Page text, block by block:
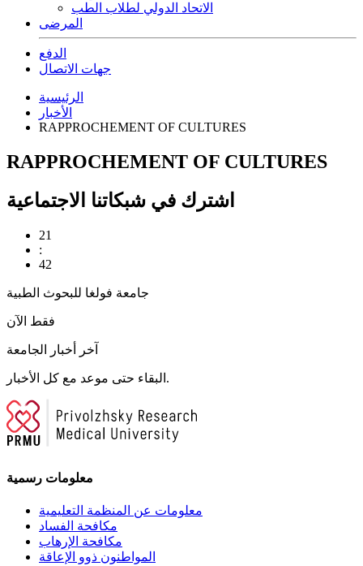
الاتحاد الدولي لطلاب الطب
المرضى
الدفع
جهات الاتصال
الرئيسية
الأخبار
RAPPROCHEMENT OF CULTURES
RAPPROCHEMENT OF CULTURES
اشترك في شبكاتنا الاجتماعية
21
:
42
جامعة فولغا للبحوث الطبية
فقط الآن
آخر أخبار الجامعة
البقاء حتى موعد مع كل الأخبار.
معلومات رسمية
معلومات عن المنظمة التعليمية
مكافحة الفساد
مكافحة الإرهاب
المواطنون ذوو الإعاقة